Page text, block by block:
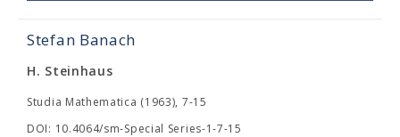
Stefan Banach
H. Steinhaus
Studia Mathematica (1963), 7-15
DOI: 10.4064/sm-Special Series-1-7-15